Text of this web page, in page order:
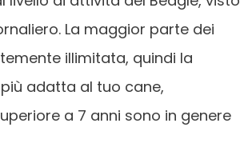
La maggior parte dei
illimitata, quindi la
adatta al tuo cane,
a 7 anni sono in genere